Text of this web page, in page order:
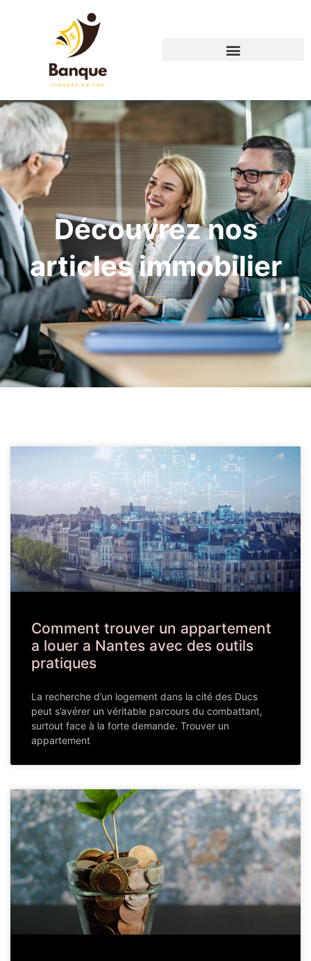
Découvrez nos
articles immobilier
Comment trouver un appartement
a louer a Nantes avec des outils
pratiques
La recherche d’un logement dans la cité des Ducs
peut s’avérer un véritable parcours du combattant,
surtout face à la forte demande. Trouver un
appartement